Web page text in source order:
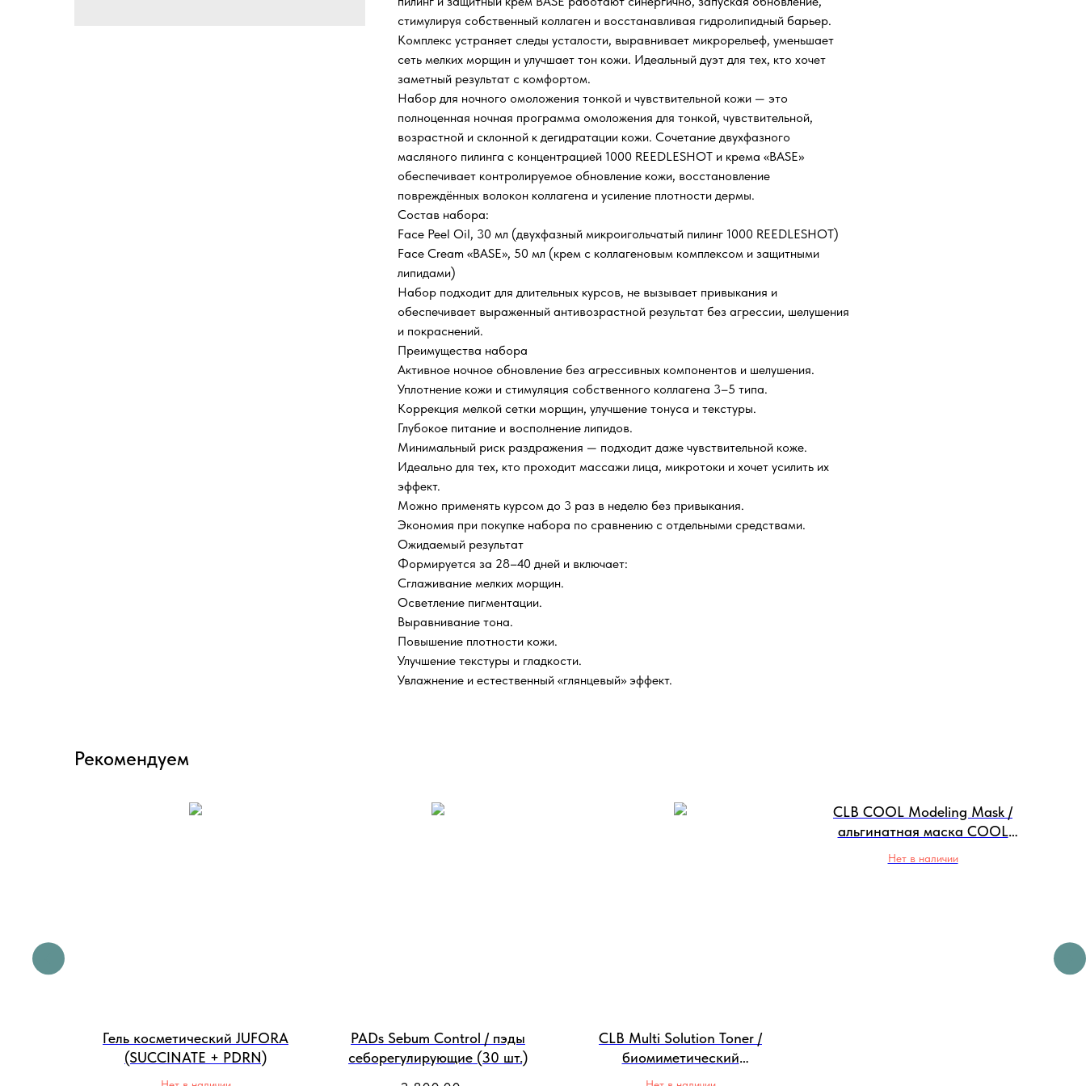
стимулируя собственный коллаген и восстанавливая гидролипидный барьер.
Комплекс устраняет следы усталости, выравнивает микрорельеф, уменьшает
сеть мелких морщин и улучшает тон кожи. Идеальный дуэт для тех, кто хочет
заметный результат с комфортом.
Набор для ночного омоложения тонкой и чувствительной кожи — это
полноценная ночная программа омоложения для тонкой, чувствительной,
возрастной и склонной к дегидратации кожи. Сочетание двухфазного
масляного пилинга с концентрацией 1000 REEDLESHOT и крема «BASE»
обеспечивает контролируемое обновление кожи, восстановление
повреждённых волокон коллагена и усиление плотности дермы.
Состав набора:
Face Peel Oil, 30 мл (двухфазный микроигольчатый пилинг 1000 REEDLESHOT)
Face Cream «BASE», 50 мл (крем с коллагеновым комплексом и защитными
липидами)
Набор подходит для длительных курсов, не вызывает привыкания и
обеспечивает выраженный антивозрастной результат без агрессии, шелушения
и покраснений.
Преимущества набора
Активное ночное обновление без агрессивных компонентов и шелушения.
Уплотнение кожи и стимуляция собственного коллагена 3–5 типа.
Коррекция мелкой сетки морщин, улучшение тонуса и текстуры.
Глубокое питание и восполнение липидов.
Минимальный риск раздражения — подходит даже чувствительной коже.
Идеально для тех, кто проходит массажи лица, микротоки и хочет усилить их
эффект.
Можно применять курсом до 3 раз в неделю без привыкания.
Экономия при покупке набора по сравнению с отдельными средствами.
Ожидаемый результат
Формируется за 28–40 дней и включает:
Сглаживание мелких морщин.
Осветление пигментации.
Выравнивание тона.
Повышение плотности кожи.
Улучшение текстуры и гладкости.
Увлажнение и естественный «глянцевый» эффект.
Рекомендуем
Гель косметический JUFORA
(SUCCINATE + PDRN)
PADs Sebum Control / пэды
себорегулирующие (30 шт.)
CLB Multi Solution Toner /
биомиметический
мультифункциональный тоник
CLB COOL Modeling Mask /
альгинатная маска COOL
(1000 гр)
Нет в наличии